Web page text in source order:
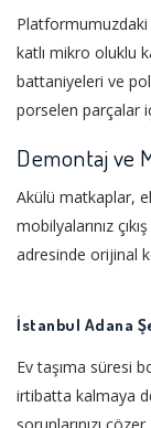
katlı mikro oluklu
battaniyeleri ve
porselen parçalar
Demontaj ve
Akülü matkaplar,
mobilyalarınız
adresinde orijinal
İstanbul Adana
Ev taşıma süresi
irtibatta kalmaya